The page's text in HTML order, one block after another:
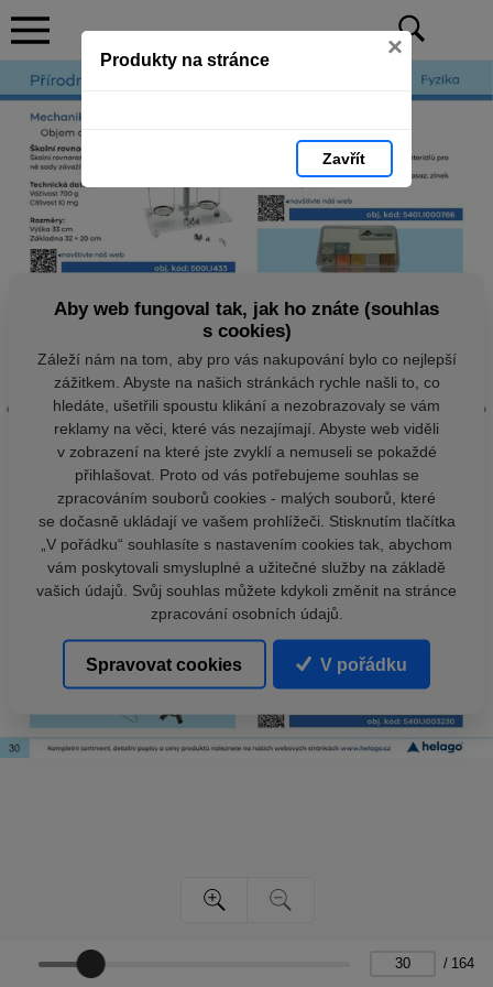
Produkty na stránce ×
Zavřít
/ 164
Aby web fungoval tak, jak ho znáte (souhlas
s cookies)
Záleží nám na tom, aby pro vás nakupování bylo co nejlepší
zážitkem. Abyste na našich stránkách rychle našli to, co
hledáte, ušetřili spoustu klikání a nezobrazovaly se vám
reklamy na věci, které vás nezajímají. Abyste web viděli
v zobrazení na které jste zvyklí a nemuseli se pokaždé
přihlašovat. Proto od vás potřebujeme souhlas se
zpracováním souborů cookies - malých souborů, které
se dočasně ukládají ve vašem prohlížeči. Stisknutím tlačítka
„V pořádku“ souhlasíte s nastavením cookies tak, abychom
vám poskytovali smysluplné a užitečné služby na základě
vašich údajů. Svůj souhlas můžete kdykoli změnit na stránce
zpracování osobních údajů.
Spravovat cookies V pořádku